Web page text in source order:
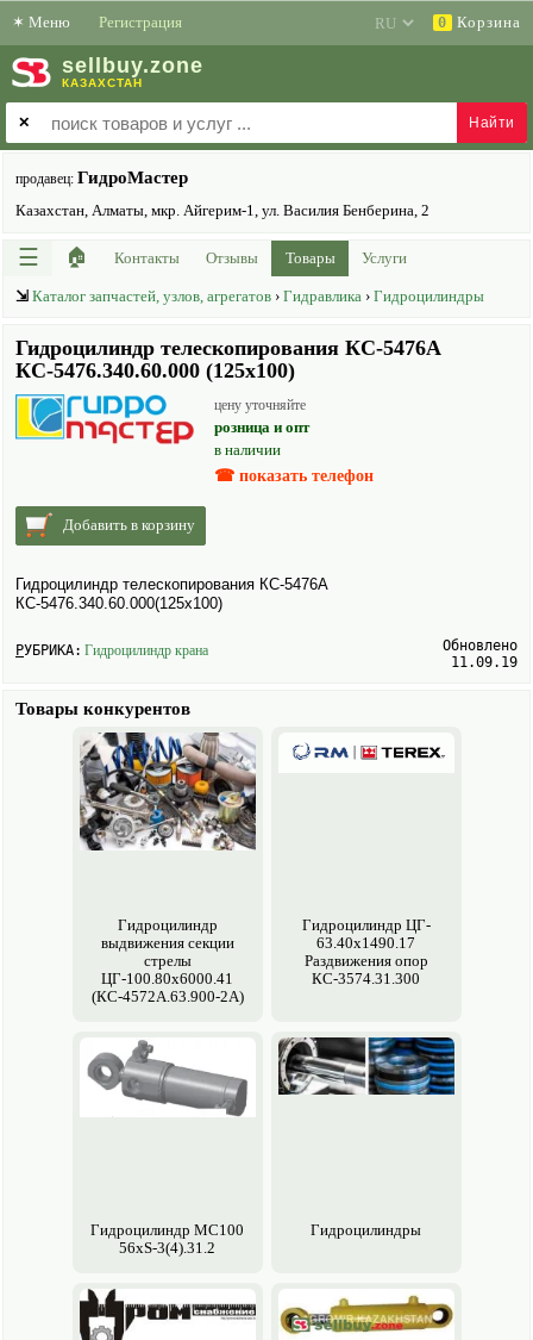
✶ Меню Регистрация 0 Корзина
sell buy.zone
КАЗАХСТАН
✕
продавец: ГидроМастер
Казахстан, Алматы, мкр. Айгерим-1, ул. Василия Бенберина, 2
☰ 🏠 Контакты Отзывы Товары Услуги
⇲ Каталог запчастей, узлов, агрегатов › Гидравлика › Гидроцилиндры
Гидроцилиндр телескопирования КС-5476А
КС-5476.340.60.000 (125х100)
цену уточняйте
розница и опт
в наличии
☎ показать телефон
Добавить в корзину
Гидроцилиндр телескопи­рования КС-5476А
КС-5476.340.60.000(125х100)
РУБРИКА: Гидроцилиндр крана
Обновлено
11.09.19
Товары конкурентов
Гидроцилиндр
выдвижения секции
стрелы
ЦГ-100.80х6000.41
(КС-4572А.63.900-2А)
Гидроцилиндр ЦГ-
63.40х1490.17
Раздвижения опор
КС-3574.31.300
Гидроцилиндр МC100
56xS-3(4).31.2
Гидроцилиндры